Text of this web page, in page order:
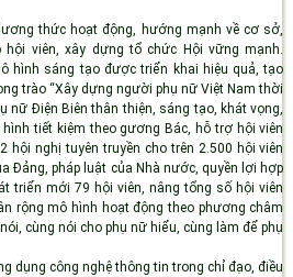
thức hoạt động , hướng mạnh về cơ sở,
viên, xây dựng tổ chức Hội vững mạnh.
hình sáng tạo được triển khai hiệu quả, tạo
trào “Xây dựng người phụ nữ Việt Nam thời
nữ Điện Biên thân thiện, sáng tạo, khát vọng,
tiết kiệm theo gương Bác , hỗ trợ hội viên
hội nghị tuyên truyền cho trên 2.500 hội viên
Đảng, pháp luật của Nhà nước, quyền lợi hợp
triển mới 79 hội viên , nâng tổng số hội viên
rộng mô hình hoạt động theo phương châm
cùng nói cho phụ nữ hiểu, cùng làm để phụ
dụng công nghệ thông tin trong chỉ đạo, điều